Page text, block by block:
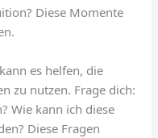
Diese Momente
kann es helfen, die
zu nutzen. Frage dich:
Wie kann ich diese
Diese Fragen